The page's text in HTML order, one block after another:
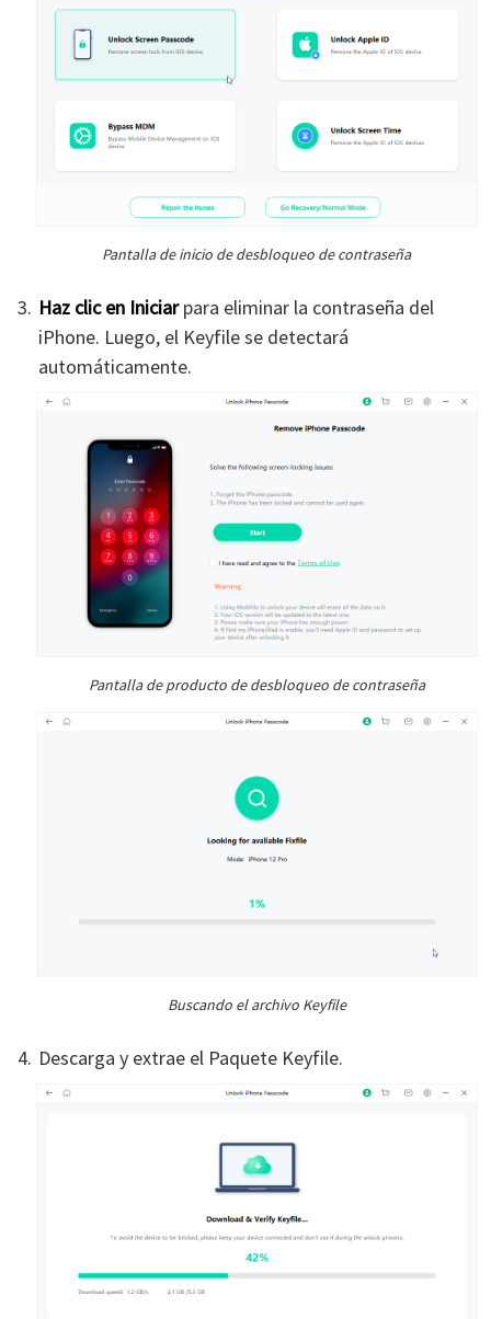
Pantalla de inicio de desbloqueo de contraseña
Haz clic en Iniciarpara eliminar la contraseña del
iPhone. Luego, el Keyfile se detectará
automáticamente.
Pantalla de producto de desbloqueo de contraseña
Buscando el archivo Keyfile
Descarga y extrae el Paquete Keyfile.